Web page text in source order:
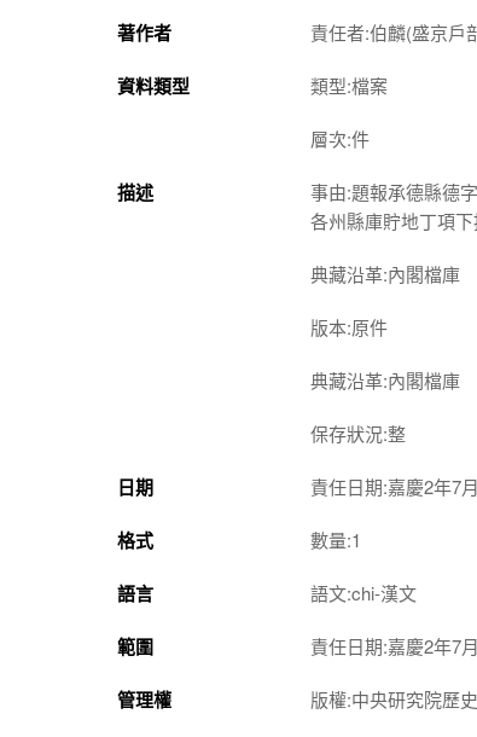
著作者 責任者:伯麟(盛京戶
資料類型 類型:檔案
層次:件
描述
事由:題報承德縣德
各州縣庫貯地丁項
典藏沿革:內閣檔庫
版本:原件
典藏沿革:內閣檔庫
保存狀況:整
日期 責任日期:嘉慶2年7
格式 數量:1
語言 語文:chi-漢文
範圍 責任日期:嘉慶2年7
管理權 版權:中央研究院歷